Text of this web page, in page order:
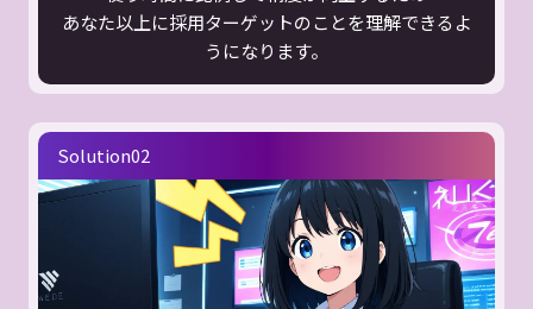
あなた以上に採用ターゲットのことを理解できるよ
うになります。
Solution02